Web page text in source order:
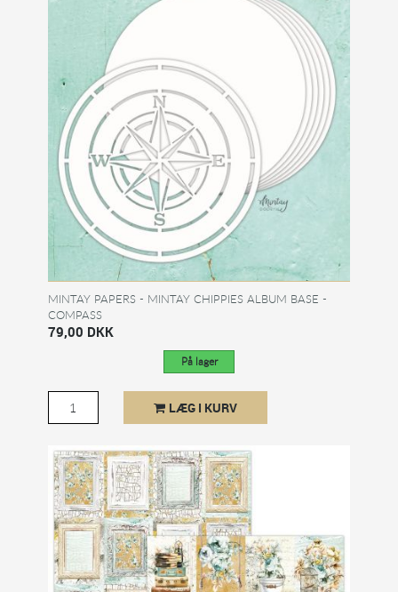
MINTAY PAPERS - MINTAY CHIPPIES ALBUM BASE -
COMPASS
79,00 DKK
På lager
LÆG I KURV